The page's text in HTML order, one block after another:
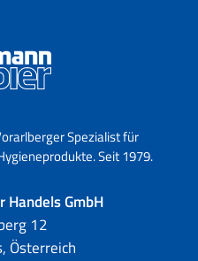
Spezialist für
Seit 1979.
Handels GmbH
12
Österreich